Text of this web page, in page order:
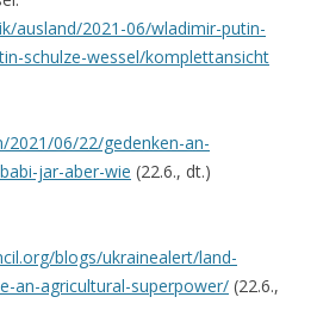
ausland/2021-06/wladimir-putin-
schulze-wessel/komplettansicht
06/22/gedenken-an-
jar-aber-wie (22.6., dt.)
blogs/ukrainealert/land-
an-agricultural-superpower/ (22.6.,